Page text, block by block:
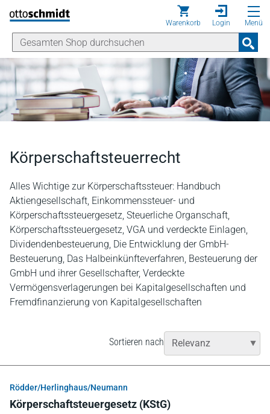
Direkt zum Inhalt
Warenkorb Login Menü
Körperschaftsteuerrecht
Alles Wichtige zur Körperschaftssteuer: Handbuch
Aktiengesellschaft, Einkommenssteuer- und
Körperschaftssteuergesetz, Steuerliche Organschaft,
Körperschaftssteuergesetz, VGA und verdeckte Einlagen,
Dividendenbesteuerung, Die Entwicklung der GmbH-
Besteuerung, Das Halbeinkünfteverfahren, Besteuerung der
GmbH und ihrer Gesellschafter, Verdeckte
Vermögensverlagerungen bei Kapitalgesellschaften und
Fremdfinanzierung von Kapitalgesellschaften
Sortieren nach
Rödder/Herlinghaus/Neumann
Körperschaftsteuergesetz (KStG)